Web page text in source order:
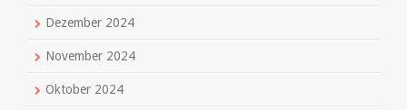
Dezember 2024
November 2024
Oktober 2024